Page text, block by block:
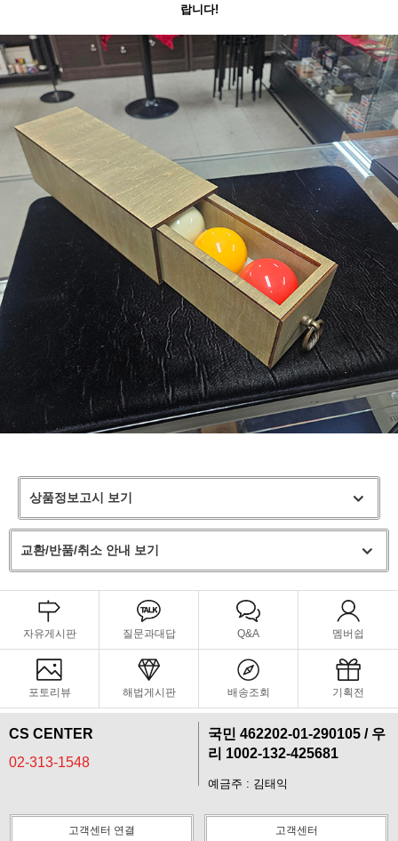
랍니다!
상품정보고시 보기
교환/반품/취소 안내 보기
자유게시판 질문과대답 Q&A 멤버쉽
포토리뷰 해법게시판 배송조회 기획전
CS CENTER
02-313-1548
국민 462202-01-290105 / 우
리 1002-132-425681
예금주 : 김태익
고객센터 연결 고객센터